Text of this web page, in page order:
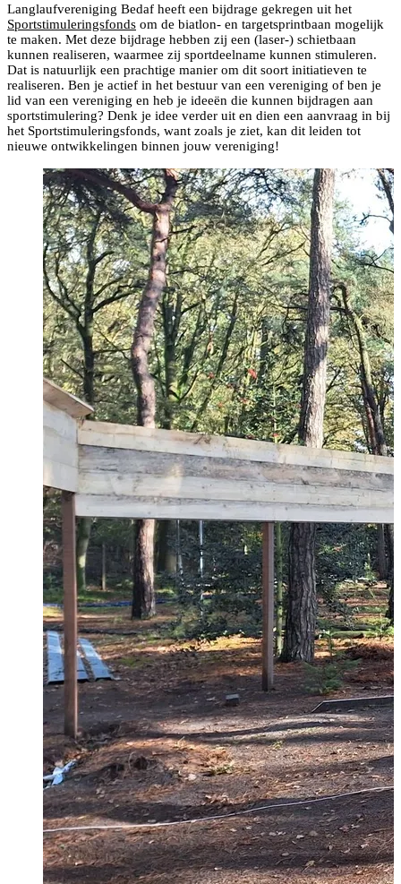
Langlaufvereniging Bedaf heeft een bijdrage gekregen uit het
Sportstimuleringsfonds om de biatlon- en targetsprintbaan mogelijk
te maken. Met deze bijdrage hebben zij een (laser-) schietbaan
kunnen realiseren, waarmee zij sportdeelname kunnen stimuleren.
Dat is natuurlijk een prachtige manier om dit soort initiatieven te
realiseren. Ben je actief in het bestuur van een vereniging of ben je
lid van een vereniging en heb je ideeën die kunnen bijdragen aan
sportstimulering? Denk je idee verder uit en dien een aanvraag in bij
het Sportstimuleringsfonds, want zoals je ziet, kan dit leiden tot
nieuwe ontwikkelingen binnen jouw vereniging!